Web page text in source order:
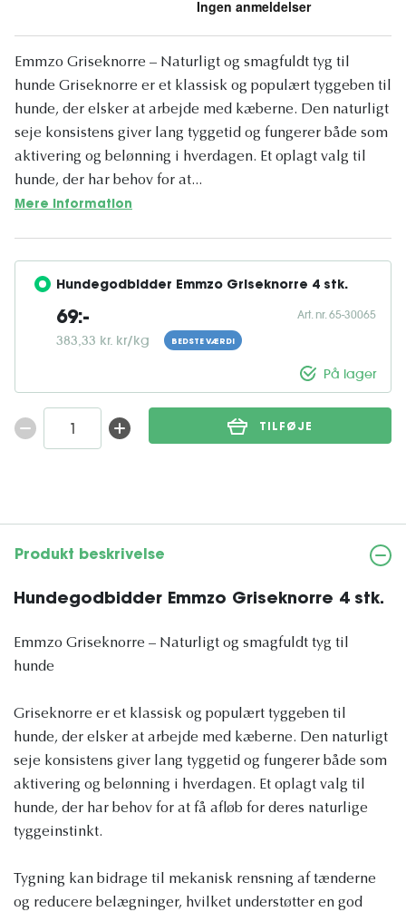
Emmzo Griseknorre – Naturligt og smagfuldt tyg til
hunde Griseknorre er et klassisk og populært tyggeben til
hunde, der elsker at arbejde med kæberne. Den naturligt
seje konsistens giver lang tyggetid og fungerer både som
aktivering og belønning i hverdagen. Et oplagt valg til
hunde, der har behov for at...
Mere information
Hundegodbidder Emmzo Griseknorre 4 stk.
69:-
383,33 kr. kr/kg BEDSTE VÆRDI
Art. nr. 65-30065
På lager
TILFØJE
Produkt beskrivelse
Hundegodbidder Emmzo Griseknorre 4 stk.
Emmzo Griseknorre – Naturligt og smagfuldt tyg til
hunde
Griseknorre er et klassisk og populært tyggeben til
hunde, der elsker at arbejde med kæberne. Den naturligt
seje konsistens giver lang tyggetid og fungerer både som
aktivering og belønning i hverdagen. Et oplagt valg til
hunde, der har behov for at få afløb for deres naturlige
tyggeinstinkt.
Tygning kan bidrage til mekanisk rensning af tænderne
og reducere belægninger, hvilket understøtter en god